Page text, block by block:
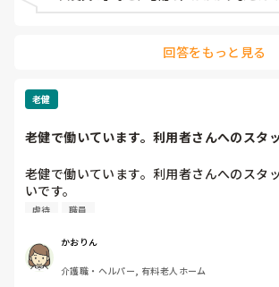
回答をもっと見る
老健
老健で働いています。利用者さんへのスタ
老健で働いています。利用者さんへのスタ
いです。
私はまだ入ったばかりなのでどうしていい
虐待 職員
かおりん
介護職・ヘルパー, 有料老人ホーム